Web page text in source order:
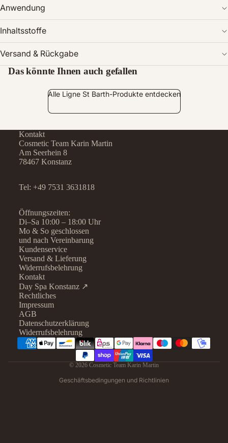
Anwendung
Inhaltsstoffe
Versand & Rückgabe
Das könnte Ihnen auch gefallen
Alle Ligne St Barth-Produkte entdecken
Kontakt
Cosmetic Team Karin Martin
Am Seerhein 8
78467 Konstanz
Tel: +49 7531 3631818
Öffnungszeiten:
Di–Sa 10:00 – 18:00 Uhr
Mo & So geschlossen
und nach Vereinbarung
Kundenservice
Versand & Lieferung
Widerrufsbelehrung
Kontakt
Day Spa Konstanz ↗
Rechtliches
Impressum
AGB
Datenschutzerklärung
Widerrufsbelehrung
© 2026 Cosmetic Team Karin Martin
Geschäftsbedingungen und Richtlinien
Datenschutzerklärung
Widerrufsrecht
AGB
Kontaktinformationen